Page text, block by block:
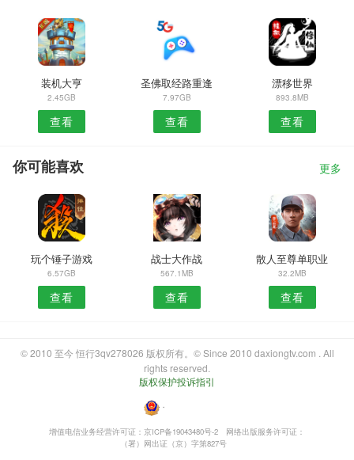
装机大亨
2.45GB
查看
圣佛取经路重逢
7.97GB
查看
漂移世界
893.8MB
查看
你可能喜欢 更多
玩个锤子游戏
6.57GB
查看
战士大作战
567.1MB
查看
散人至尊单职业
32.2MB
查看
© 2010 至今 恒行3qv278026 版权所有。© Since 2010 daxiongtv.com . All
rights reserved.
版权保护投诉指引
・
增值电信业务经营许可证：京ICP备19043480号-2
网络出版服务许可证：
（署）网出证（京）字第827号